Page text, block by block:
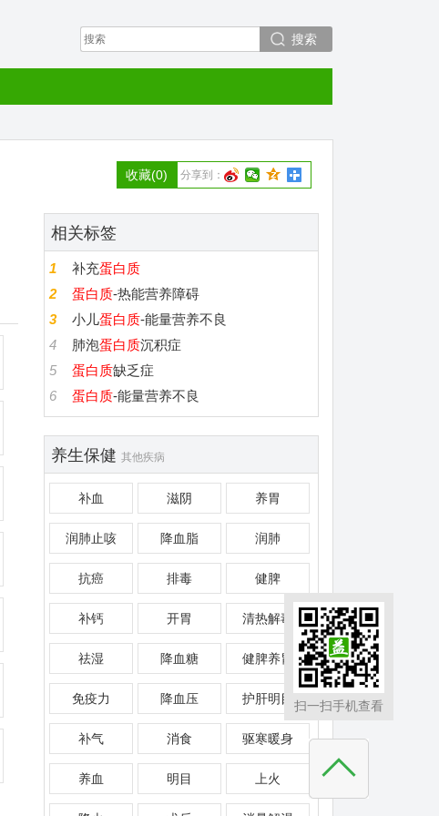
搜索
分享到：
收藏(0)
相关标签
1 补充蛋白质
2
蛋白质-热能营养障碍
3
小儿蛋白质-能量营养不良
4
肺泡蛋白质沉积症
5
蛋白质缺乏症
6
蛋白质-能量营养不良
养生保健 其他疾病
补血 滋阴 养胃
润肺止咳 降血脂 润肺
抗癌 排毒 健脾
补钙 开胃 清热解毒
祛湿 降血糖 健脾养胃
免疫力 降血压 护肝明目
补气 消食 驱寒暖身
养血 明目 上火
扫一扫手机查看